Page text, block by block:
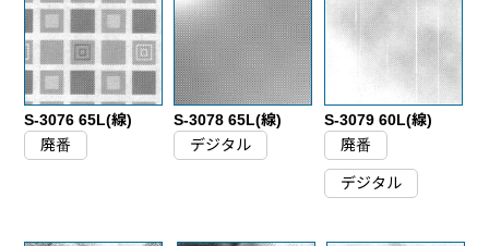
S-3076 65L(線)
廃番
S-3078 65L(線)
デジタル
S-3079 60L(線)
廃番
デジタル